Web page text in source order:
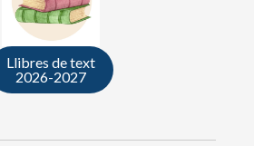
Llibres de text
2026-2027